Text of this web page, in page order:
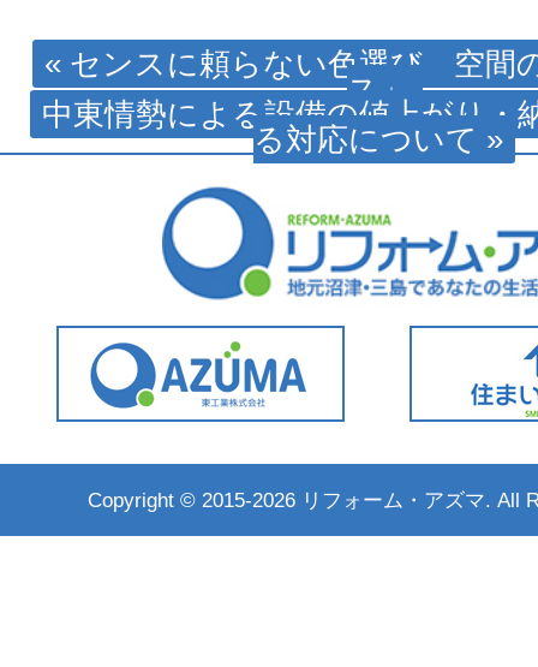
« センスに頼らない色選び 空間
ス」
中東情勢による設備の値上がり・
る対応について »
Copyright © 2015-2026 リフォーム・アズマ. All